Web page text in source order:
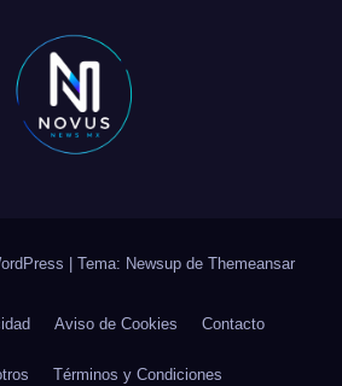
Tema: Newsup de Themeansar
Aviso de Cookies Contacto
Términos y Condiciones